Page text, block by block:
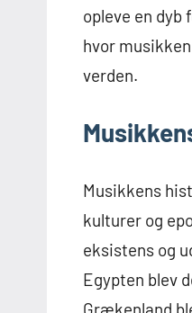
opleve en dyb
hvor
verden.
Musikkens
kulturer og
eksistens og
Egypten blev
Grækenland